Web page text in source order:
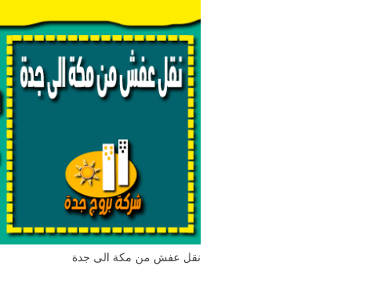
نقل عفش من مكة الى جدة